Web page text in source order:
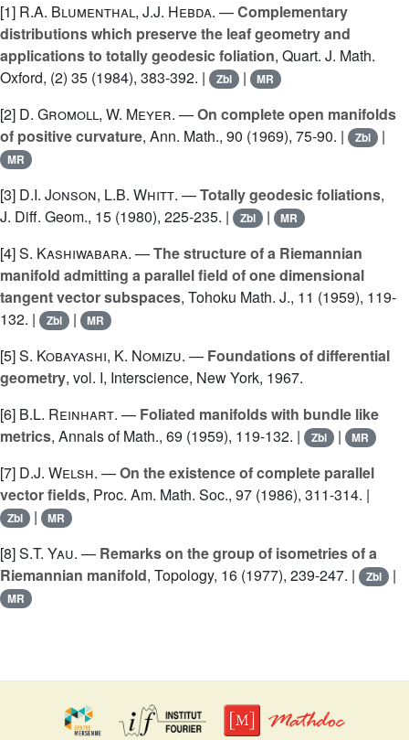
[1] R.A. Blumenthal, J.J. Hebda. —Complementary
distributions which preserve the leaf geometry and
applications to totally geodesic foliation, Quart. J. Math.
Oxford, (2) 35 (1984), 383-392. |
Zbl | MR
[2] D. Gromoll, W. Meyer. —On complete open manifolds
of positive curvature, Ann. Math., 90 (1969), 75-90. | Zbl |
MR
[3] D.I. Jonson, L.B. Whitt. —Totally geodesic foliations,
J. Diff. Geom., 15 (1980), 225-235. |
Zbl | MR
[4]S. Kashiwabara. —The structure of a Riemannian
manifold admitting a parallel field of one dimensional
tangent vector subspaces, Tohoku Math. J., 11 (1959), 119-
132. |
Zbl | MR
[5]S. Kobayashi, K. Nomizu. — Foundations of differential
geometry, vol. I, Interscience, New York, 1967.
[6] B.L. Reinhart. — Foliated manifolds with bundle like
metrics, Annals of Math., 69 (1959), 119-132. | Zbl | MR
[7] D.J. Welsh. —On the existence of complete parallel
vector fields, Proc. Am. Math. Soc., 97 (1986), 311-314. |
Zbl | MR
[8]S.T. Yau. — Remarks on the group of isometries of a
Riemannian manifold, Topology, 16 (1977), 239-247. | Zbl |
MR